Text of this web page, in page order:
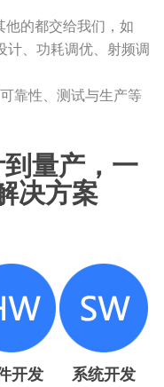
他的都交给我们，如
计、功耗调优、射频调
靠性、测试与生产等
量产，一
决方案
开发 系统开发